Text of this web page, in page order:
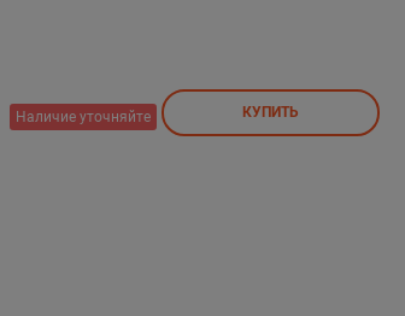
Наличие уточняйте КУПИТЬ